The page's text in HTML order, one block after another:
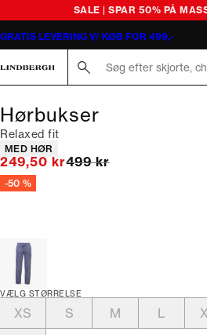
SALE | SPAR 50% PÅ
GRATIS LEVERING V/ KØB FOR 499,-
Hørbukser
Relaxed fit
Produkt egenskaber
MED HØR
249,50 krI alt (uden rabat)
499 kr
-50 %
VÆLG STØRRELSE
XS S M L